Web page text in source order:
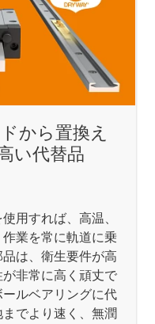
から置換え
い代替品
用すれば、高温、
業を常に軌道に乗
は、衛生要件が高
非常に高く頑丈で
ルベアリングに代
でより速く、無潤